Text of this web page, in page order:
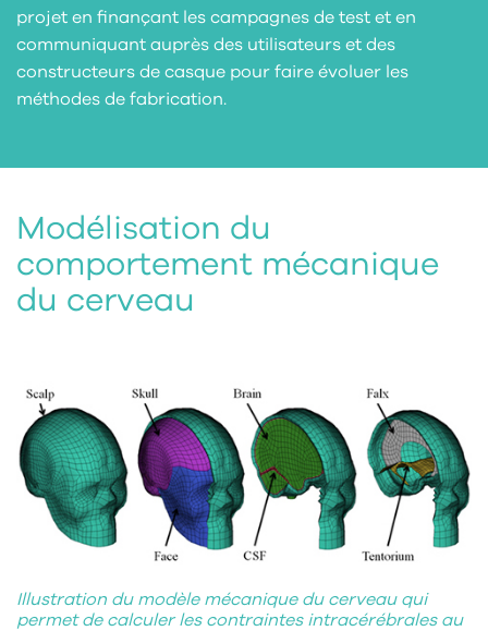
projet en finançant les campagnes de test et en
communiquant auprès des utilisateurs et des
constructeurs de casque pour faire évoluer les
méthodes de fabrication.
Modélisation du
comportement mécanique
du cerveau
Illustration du modèle mécanique du cerveau qui
permet de calculer les contraintes intracérébrales au